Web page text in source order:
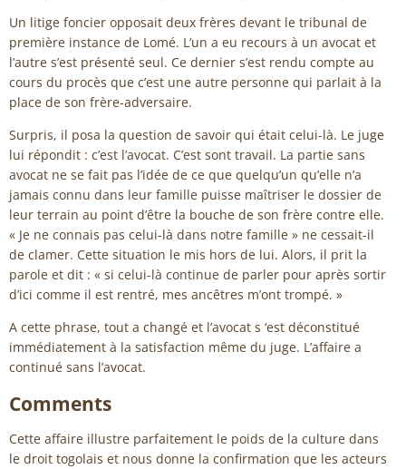
Un litige foncier opposait deux frères devant le tribunal de
première instance de Lomé. L’un a eu recours à un avocat et
l’autre s’est présenté seul. Ce dernier s’est rendu compte au
cours du procès que c’est une autre personne qui parlait à la
place de son frère-adversaire.
Surpris, il posa la question de savoir qui était celui-là. Le juge
lui répondit : c’est l’avocat. C’est sont travail. La partie sans
avocat ne se fait pas l’idée de ce que quelqu’un qu’elle n’a
jamais connu dans leur famille puisse maîtriser le dossier de
leur terrain au point d’être la bouche de son frère contre elle.
« Je ne connais pas celui-là dans notre famille » ne cessait-il
de clamer. Cette situation le mis hors de lui. Alors, il prit la
parole et dit : « si celui-là continue de parler pour après sortir
d’ici comme il est rentré, mes ancêtres m’ont trompé. »
A cette phrase, tout a changé et l’avocat s ‘est déconstitué
immédiatement à la satisfaction même du juge. L’affaire a
continué sans l’avocat.
Comments
Cette affaire illustre parfaitement le poids de la culture dans
le droit togolais et nous donne la confirmation que les acteurs